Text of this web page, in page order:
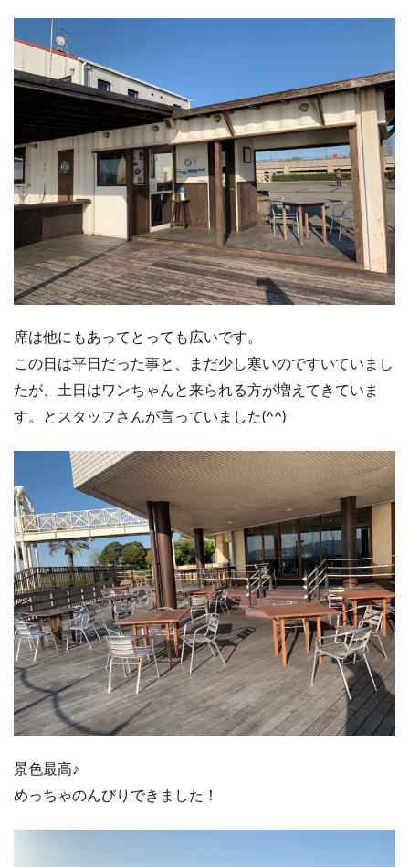
席は他にもあってとっても広いです。
この日は平日だった事と、まだ少し寒いのですいていまし
たが、土日はワンちゃんと来られる方が増えてきていま
す。とスタッフさんが言っていました(^^)
景色最高♪
めっちゃのんびりできました！